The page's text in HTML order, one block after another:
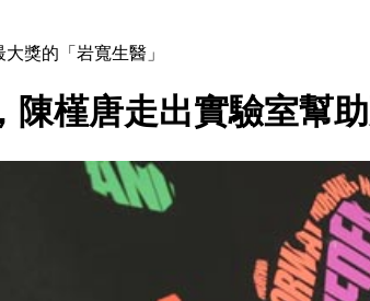
獎的「岩寬生醫」
陳槿唐走出實驗室幫